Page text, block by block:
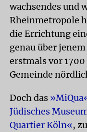
wachsendes und
Rheinmetropole
die Errichtung
genau über
erstmals vor
Gemeinde
Doch das
Jüdisches
Quartier Köln«,